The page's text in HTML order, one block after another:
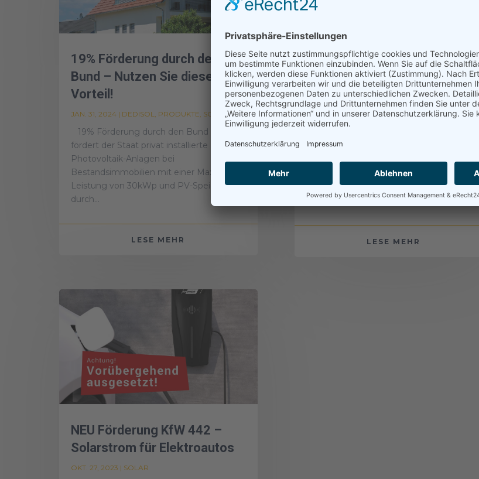
19% Förderung durch den
Bund – Nutzen Sie diesen
Vorteil!
JAN. 31, 2024| DEDISOL, PRODUKTE, SOLAR
19% Förderung durch den Bund Aktuell
fördert der Staat privat installierte
Photovoltaik-Anlagen bei
Bestandsimmobilien mit einer Maximal-
Leistung von 30kWp und PV-Speicher
durch...
LESE MEHR
NEU Förderung KfW 442 –
Solarstrom für Elektroautos
OKT. 27, 2023 | SOLAR
Photovoltaik Freilandanlagen:
Fläche optimal nutzen
JAN. 3, 2024|
Ausgezeichnete Flächennutzung für
Unternehmen, Landwirte, Kommunen
und Privatpersonen Photovoltaik-
Freilandanlagen sind eine hervorragende
Möglichkeit, unbebaute Flächen optimal...
LESE MEHR